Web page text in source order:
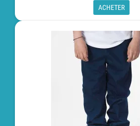
ACHETER